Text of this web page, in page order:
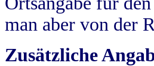
man aber von der
Zusätzliche